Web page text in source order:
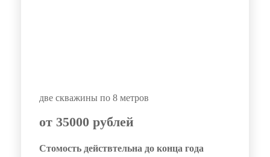
две скважины по 8 метров
от 35000 рублей
Стомость действтельна до конца года